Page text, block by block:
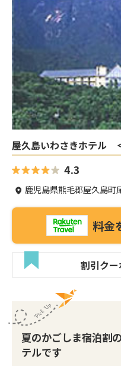
屋久島いわさきホテル
4.3
鹿児島県熊毛郡屋久島町
料金
割引ク
夏のかごしま宿泊割
テルです